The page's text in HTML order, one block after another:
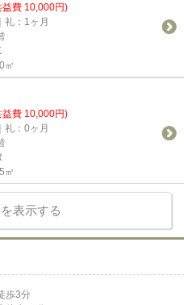
益費 10,000円)
礼：1ヶ月
㎡
益費 10,000円)
礼：0ヶ月
㎡
表示する
歩3分